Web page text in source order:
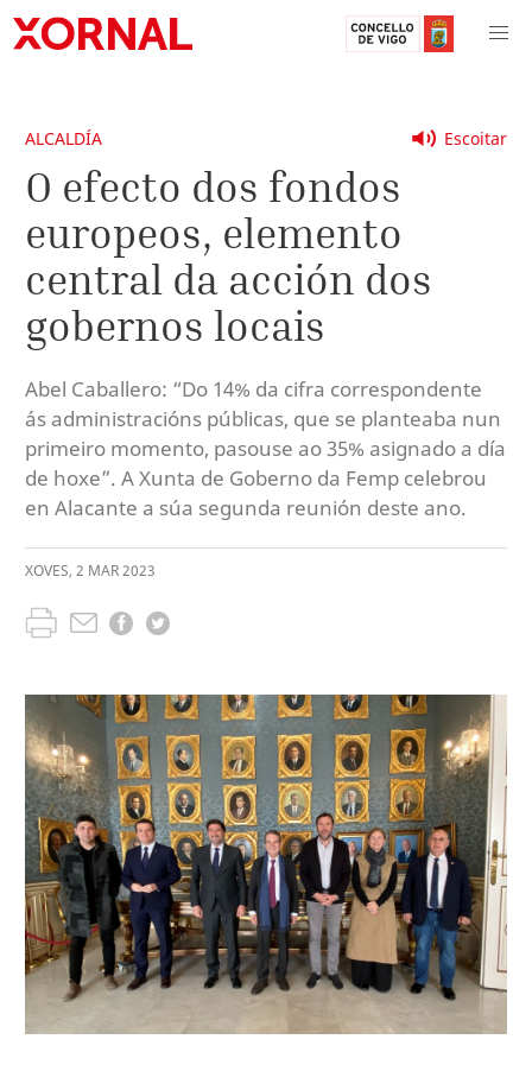
Escoitar
ALCALDÍA
O efecto dos fondos
europeos, elemento
central da acción dos
gobernos locais
Abel Caballero: “Do 14% da cifra correspondente
ás administracións públicas, que se planteaba nun
primeiro momento, pasouse ao 35% asignado a día
de hoxe”. A Xunta de Goberno da Femp celebrou
en Alacante a súa segunda reunión deste ano.
XOVES, 2 MAR2023